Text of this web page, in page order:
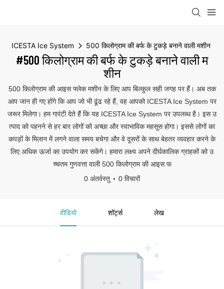
ICESTA Ice System 500 किलोग्राम की बर्फ के टुकड़े बनाने वाली मशीन
#500 किलोग्राम की बर्फ के टुकड़े बनाने वाली म
शीन
500 किलोग्राम की आइस फ्लेक मशीन के लिए आप बिल्कुल सही जगह पर हैं। अब तक
आप जान ही गए होंगे कि आप जो भी ढूंढ रहे हैं, वह आपको ICESTA Ice System पर
जरूर मिलेगा। हम गारंटी देते हैं कि यह ICESTA Ice System पर उपलब्ध है। इस उ
त्पाद को पहनने से हर बार लोगों को अच्छा और स्वाभाविक महसूस होगा। इससे लोगों का
कपड़ों के मिलान में लगने वाला समय बचेगा और वे दूसरों के साथ बेहतर व्यवहार करने के
लिए अधिक ऊर्जा का उपयोग कर सकेंगे। हमारा लक्ष्य अपने दीर्घकालिक ग्राहकों को उ
च्चतम गुणवत्ता वाली 500 किलोग्राम की आइस फ
0 अंतर्वस्तु
0 विचारों
वीडियो शॉर्ट्स लेख